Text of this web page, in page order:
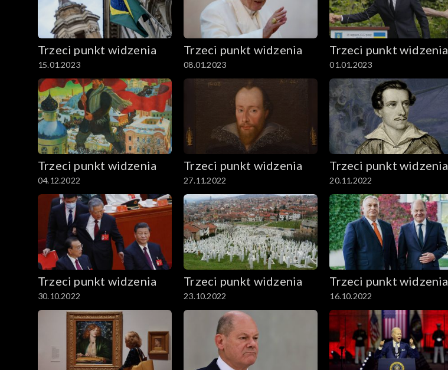
Trzeci punkt widzenia
15.01.2023
Trzeci punkt widzenia
08.01.2023
Trzeci punkt widzenia
01.01.2023
Trzeci punkt widzenia
04.12.2022
Trzeci punkt widzenia
27.11.2022
Trzeci punkt widzenia
20.11.2022
Trzeci punkt widzenia
30.10.2022
Trzeci punkt widzenia
23.10.2022
Trzeci punkt widzenia
16.10.2022